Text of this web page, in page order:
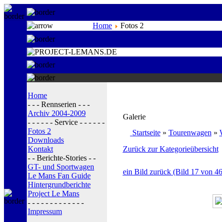
Home Fotos 2
Home
- - - Rennserien - - -
Archiv 2004-2009
- - - - - - Service - - - - - -
Fotos 2
Downloads
Kontakt
- - Berichte-Stories - -
GT- und Sportwagen
Le Mans Fan Guide
Hintergrundberichte
Project Le Mans
- - - - - - - - - - - - -
Impressum
Galerie
Startseite» Tourenwagen »
Zurück zur Kategorieübersicht
ein Bild zurück (Bild 17 von